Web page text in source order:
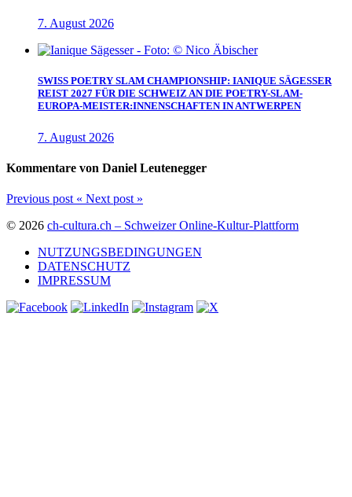
7. August 2026
SWISS POETRY SLAM CHAMPIONSHIP: IANIQUE SÄGESSER
REIST 2027 FÜR DIE SCHWEIZ AN DIE POETRY-SLAM-
EUROPA-MEISTER:INNENSCHAFTEN IN ANTWERPEN
7. August 2026
Kommentare von Daniel Leutenegger
Previous post « Next post »
© 2026 ch-cultura.ch – Schweizer Online-Kultur-Plattform
NUTZUNGSBEDINGUNGEN
DATENSCHUTZ
IMPRESSUM